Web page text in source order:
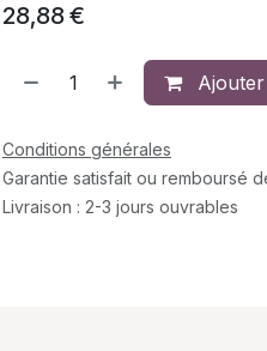
28,88€
Conditions générales
Garantie satisfait ou remboursé
Livraison : 2-3 jours ouvrables